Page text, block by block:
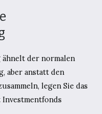
ähnelt der normalen
aber anstatt den
legen Sie das